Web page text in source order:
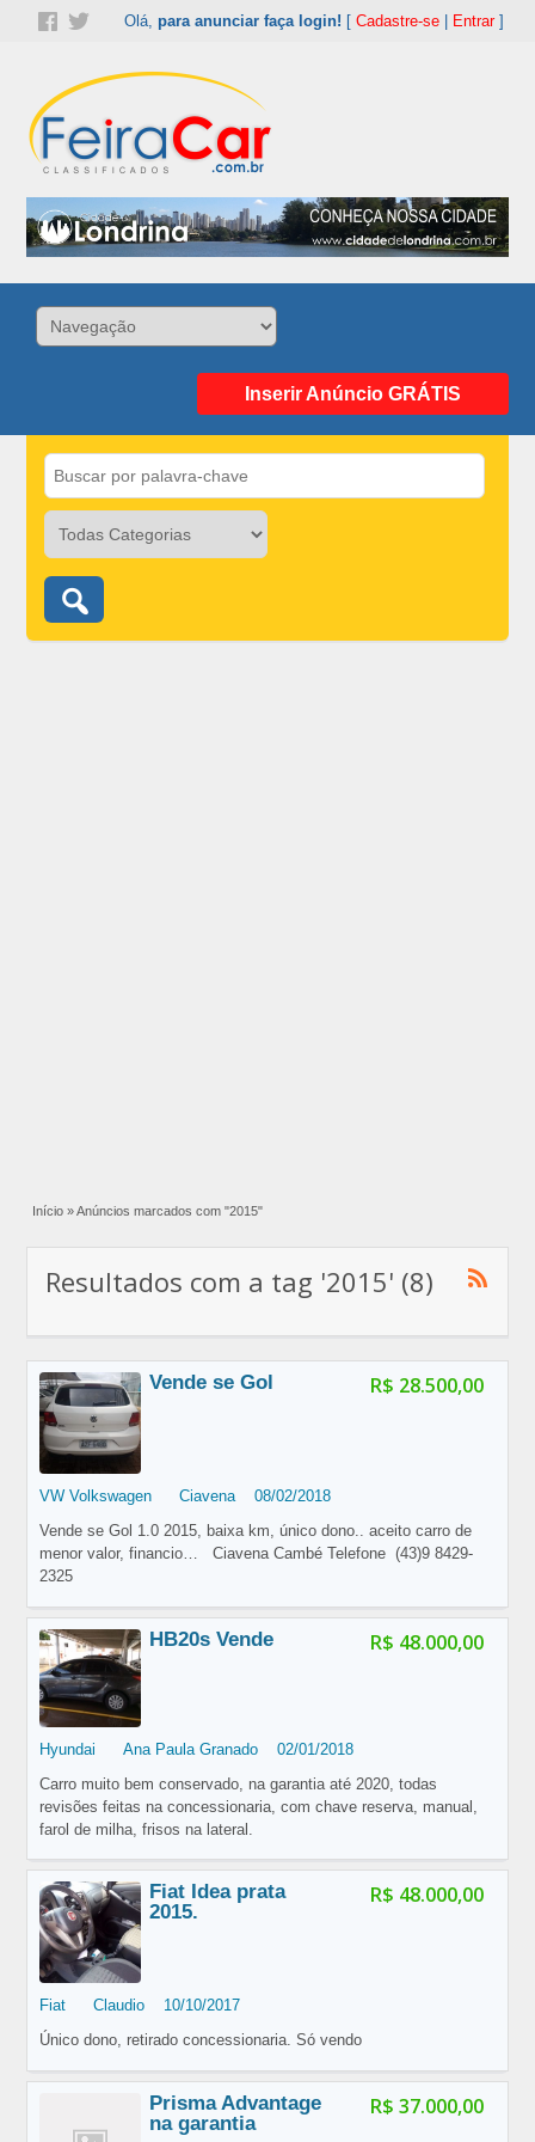
Olá, para anunciar faça login! [ Cadastre-se| Entrar]
Inserir Anúncio GRÁTIS
Início » Anúncios marcados com "2015"
Resultados com a tag '2015' (8)
R$ 28.500,00
Vende se Gol
VW Volkswagen Ciavena
08/02/2018
Vende se Gol 1.0 2015, baixa km, único dono.. aceito carro de
menor valor, financio… Ciavena Cambé Telefone (43)9 8429-
2325
R$ 48.000,00
HB20s Vende
Hyundai Ana Paula Granado
02/01/2018
Carro muito bem conservado, na garantia até 2020, todas
revisões feitas na concessionaria, com chave reserva, manual,
farol de milha, frisos na lateral.
R$ 48.000,00
Fiat Idea prata
2015.
Fiat Claudio
10/10/2017
Único dono, retirado concessionaria. Só vendo
R$ 37.000,00
Prisma Advantage
na garantia